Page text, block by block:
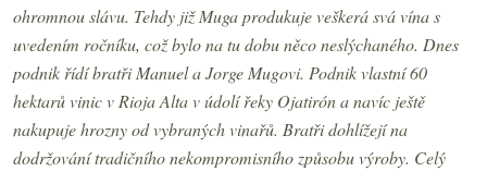
ohromnou slávu. Tehdy již Muga produkuje veškerá svá vína s
uvedením ročníku, což bylo na tu dobu něco neslýchaného. Dnes
podnik řídí bratři Manuel a Jorge Mugovi. Podnik vlastní 60
hektarů vinic v Rioja Alta v údolí řeky Ojatirón a navíc ještě
nakupuje hrozny od vybraných vinařů. Bratři dohlížejí na
dodržování tradičního nekompromisního způsobu výroby. Celý